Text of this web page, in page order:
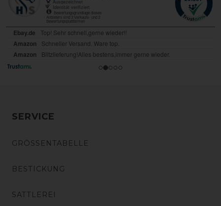
SERVICE
GRÖSSENTABELLE
BESTICKUNG
SATTLEREI